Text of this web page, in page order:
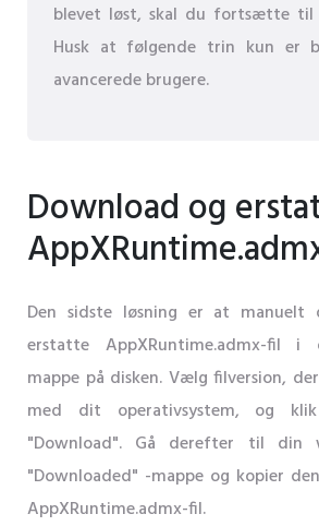
blevet løst, skal du fortsætte
Husk at følgende trin kun er
avancerede brugere.
Download og
Den sidste løsning er at manuelt
erstatte AppXRuntime.admx-fil i
mappe på disken. Vælg filversion,
med dit operativsystem, og
"Download". Gå derefter til din
"Downloaded" -mappe og kopier
AppXRuntime.admx-fil.